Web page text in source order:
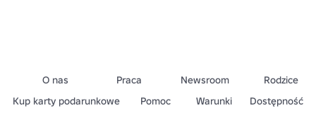
O nas Praca Newsroom
Rodzice
Kup karty podarunkowe
Pomoc Warunki Dostępność